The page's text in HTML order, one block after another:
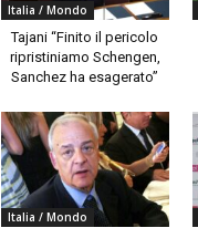
Italia / Mondo
Tajani “Finito il pericolo
ripristiniamo Schengen,
Sanchez ha esagerato”
Italia / Mondo